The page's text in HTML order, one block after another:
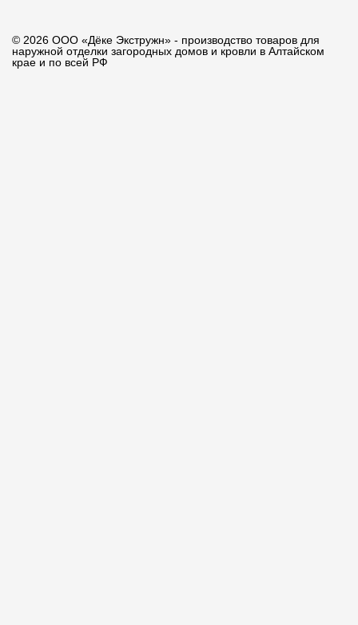
© 2026 ООО «Дёке Экстружн» - производство товаров для
наружной отделки загородных домов и кровли в Алтайском
крае и по всей РФ